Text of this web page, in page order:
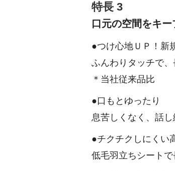
特長 3
口元の空間をキ
●つけ心地ＵＰ！新
ふんわりタッチで
＊当社従来品比
●口もとゆったり
息苦しくなく、話
●チクチクしにくい
低毛羽立ちシート